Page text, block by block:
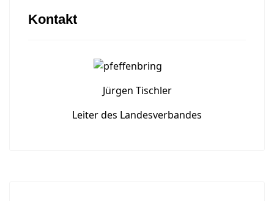
Kontakt
Jürgen Tischler
Leiter des Landesverbandes